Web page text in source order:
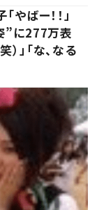
やばー！！」
”に277万表
」「な、なる